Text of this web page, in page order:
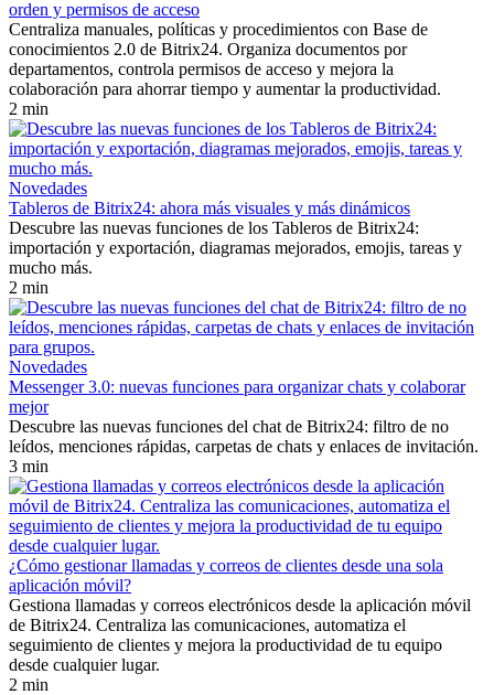
orden y permisos de acceso
Centraliza manuales, políticas y procedimientos con Base de
conocimientos 2.0 de Bitrix24. Organiza documentos por
departamentos, controla permisos de acceso y mejora la
colaboración para ahorrar tiempo y aumentar la productividad.
2 min
Novedades
Tableros de Bitrix24: ahora más visuales y más dinámicos
Descubre las nuevas funciones de los Tableros de Bitrix24:
importación y exportación, diagramas mejorados, emojis, tareas y
mucho más.
2 min
Novedades
Messenger 3.0: nuevas funciones para organizar chats y colaborar
mejor
Descubre las nuevas funciones del chat de Bitrix24: filtro de no
leídos, menciones rápidas, carpetas de chats y enlaces de invitación.
3 min
¿Cómo gestionar llamadas y correos de clientes desde una sola
aplicación móvil?
Gestiona llamadas y correos electrónicos desde la aplicación móvil
de Bitrix24. Centraliza las comunicaciones, automatiza el
seguimiento de clientes y mejora la productividad de tu equipo
desde cualquier lugar.
2 min